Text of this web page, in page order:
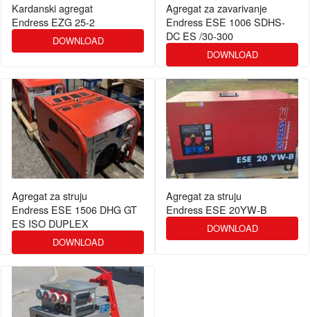
Kardanski agregat
Endress EZG 25-2
DOWNLOAD
Agregat za zavarivanje
Endress ESE 1006 SDHS-
DC ES /30-300
DOWNLOAD
Agregat za struju
Endress ESE 1506 DHG GT
ES ISO DUPLEX
DOWNLOAD
Agregat za struju
Endress ESE 20YW-B
DOWNLOAD